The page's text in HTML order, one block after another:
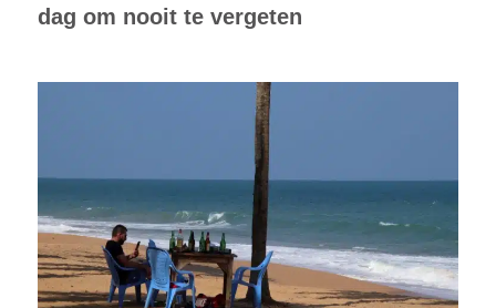
dag om nooit te vergeten